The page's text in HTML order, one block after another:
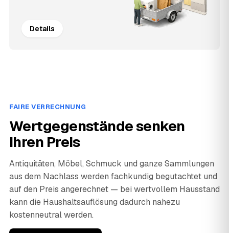
Details
FAIRE VERRECHNUNG
Wertgegenstände senken
Ihren Preis
Antiquitäten, Möbel, Schmuck und ganze Sammlungen
aus dem Nachlass werden fachkundig begutachtet und
auf den Preis angerechnet — bei wertvollem Hausstand
kann die Haushaltsauflösung dadurch nahezu
kostenneutral werden.